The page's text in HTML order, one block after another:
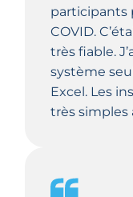
participants
COVID.
très fiable.
système
Excel. Les
très simples